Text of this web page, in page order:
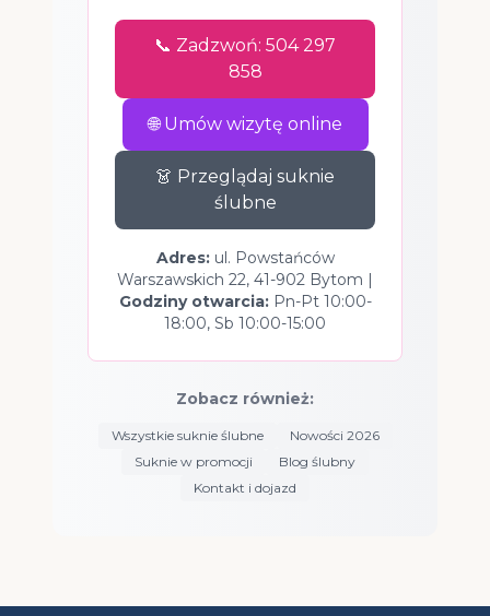
📞 Zadzwoń: 504 297
858
🌐 Umów wizytę online
👗 Przeglądaj suknie
ślubne
Adres:ul. Powstańców
Warszawskich 22, 41-902 Bytom |
Godziny otwarcia:Pn-Pt 10:00-
18:00, Sb 10:00-15:00
Zobacz również:
Wszystkie suknie ślubne
Nowości 2026
Suknie w promocji
Blog ślubny
Kontakt i dojazd